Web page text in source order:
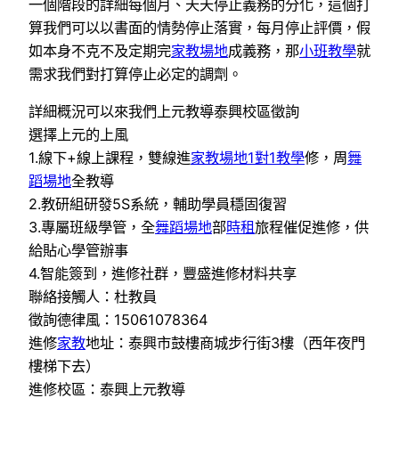
一個階段的詳細每個月、天天停止義務的分化，這個打
算我們可以以書面的情勢停止落實，每月停止評價，假
如本身不克不及定期完家教場地成義務，那小班教學就
需求我們對打算停止必定的調劑。
詳細概況可以來我們上元教導泰興校區徵詢
選擇上元的上風
1.線下+線上課程，雙線進家教場地1對1教學修，周舞
蹈場地全教導
2.教研組研發5S系統，輔助學員穩固復習
3.專屬班級學管，全舞蹈場地部時租旅程催促進修，供
給貼心學管辦事
4.智能簽到，進修社群，豐盛進修材料共享
聯絡接觸人：杜教員
徵詢德律風：15061078364
進修家教地址：泰興市鼓樓商城步行街3樓（西年夜門
樓梯下去）
進修校區：泰興上元教導